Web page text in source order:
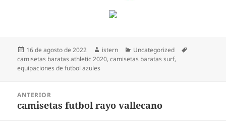
Publicado
el
16 de agosto de 2022 Autor
istern Categorías
Uncategorized
camisetas baratas athletic 2020,camisetas baratas surf,
equipaciones de futbol azules
entradas
ANTERIOR
Entrada
camisetas futbol rayo vallecano